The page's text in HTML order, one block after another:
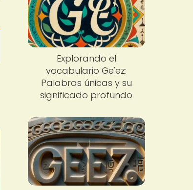
Explorando el
vocabulario Ge'ez:
Palabras únicas y su
significado profundo